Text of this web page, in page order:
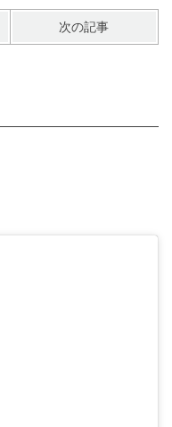
次の記事